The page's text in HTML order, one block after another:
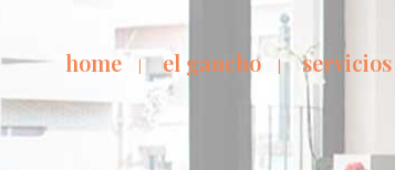
home el gancho servicios